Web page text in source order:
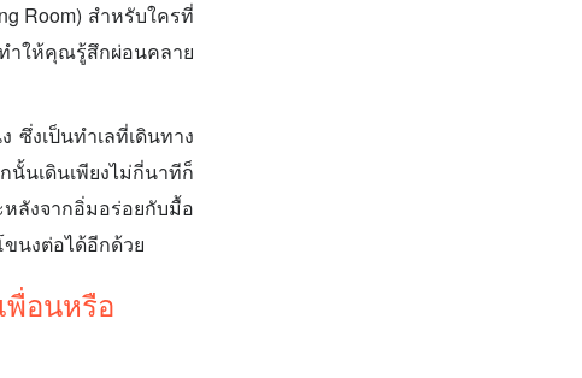
Room) สำหรับใครที่
ำให้คุณรู้สึกผ่อนคลาย
ซึ่งเป็นทำเลที่เดินทาง
นั้นเดินเพียงไม่กี่นาทีก็
ลังจากอิ่มอร่อยกับมื้อ
นงต่อได้อีกด้วย
พื่อนหรือ